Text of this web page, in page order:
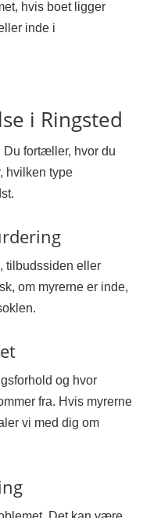
hvis boet ligger
inde i
i Ringsted
fortæller, hvor du
hvilken type
tilbudssiden eller
om myrerne er inde,
og hvor
fra. Hvis myrerne
vi med dig om